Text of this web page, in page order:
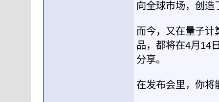
向全球市场，创造
而今，又在量子计
品，都将在4月14
分享。
在发布会里，你将